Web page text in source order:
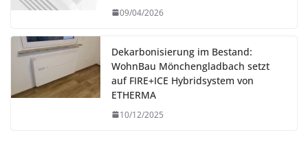
09/04/2026
Dekarbonisierung im Bestand:
WohnBau Mönchengladbach setzt
auf FIRE+ICE Hybridsystem von
ETHERMA
10/12/2025